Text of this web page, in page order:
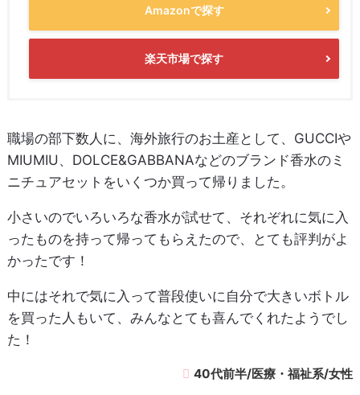
Amazonで探す
楽天市場で探す
職場の部下数人に、海外旅行のお土産として、GUCCIや
MIUMIU、DOLCE&GABBANAなどのブランド香水のミ
ニチュアセットをいくつか買って帰りました。
小さいのでいろいろな香水が試せて、それぞれに気に入
ったものを持って帰ってもらえたので、とても評判がよ
かったです！
中にはそれで気に入って普段使いに自分で大きいボトル
を買った人もいて、みんなとても喜んでくれたようでし
た！
40代前半/医療・福祉系/女性